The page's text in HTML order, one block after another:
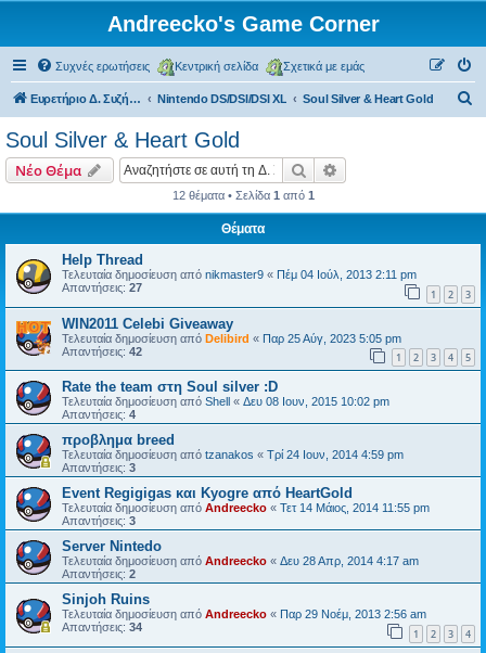
Andreecko's Game Corner
Συχνές ερωτήσεις Κεντρική σελίδα Σχετικά με εμάς
Ευρετήριο Δ. Συζήτησης Nintendo DS/DSI/DSI XL Soul Silver & Heart Gold
η
Soul Silver & Heart Gold
Νέο Θέμα Αναζήτηση
12 θέματα • Σελίδα 1 από 1
Θέματα
Help Thread
Τελευταία δημοσίευση από nikmaster9 « Πέμ 04 Ιούλ, 2013 2:11 pm
Απαντήσεις: 27 1 2 3
WIN2011 Celebi Giveaway
Τελευταία δημοσίευση από Delibird « Παρ 25 Αύγ, 2023 5:05 pm
Απαντήσεις: 42 1 2 3 4 5
Rate the team στη Soul silver :D
Τελευταία δημοσίευση από Shell « Δευ 08 Ιουν, 2015 10:02 pm
Απαντήσεις: 4
προβλημα breed
Τελευταία δημοσίευση από tzanakos « Τρί 24 Ιουν, 2014 4:59 pm
Απαντήσεις: 3
Event Regigigas και Κyogre από HeartGold
Τελευταία δημοσίευση από Andreecko « Τετ 14 Μάιος, 2014 11:55 pm
Απαντήσεις: 3
Server Nintedo
Τελευταία δημοσίευση από Andreecko « Δευ 28 Απρ, 2014 4:17 am
Απαντήσεις: 2
Sinjoh Ruins
Τελευταία δημοσίευση από Andreecko « Παρ 29 Νοέμ, 2013 2:56 am
Απαντήσεις: 34 1 2 3 4